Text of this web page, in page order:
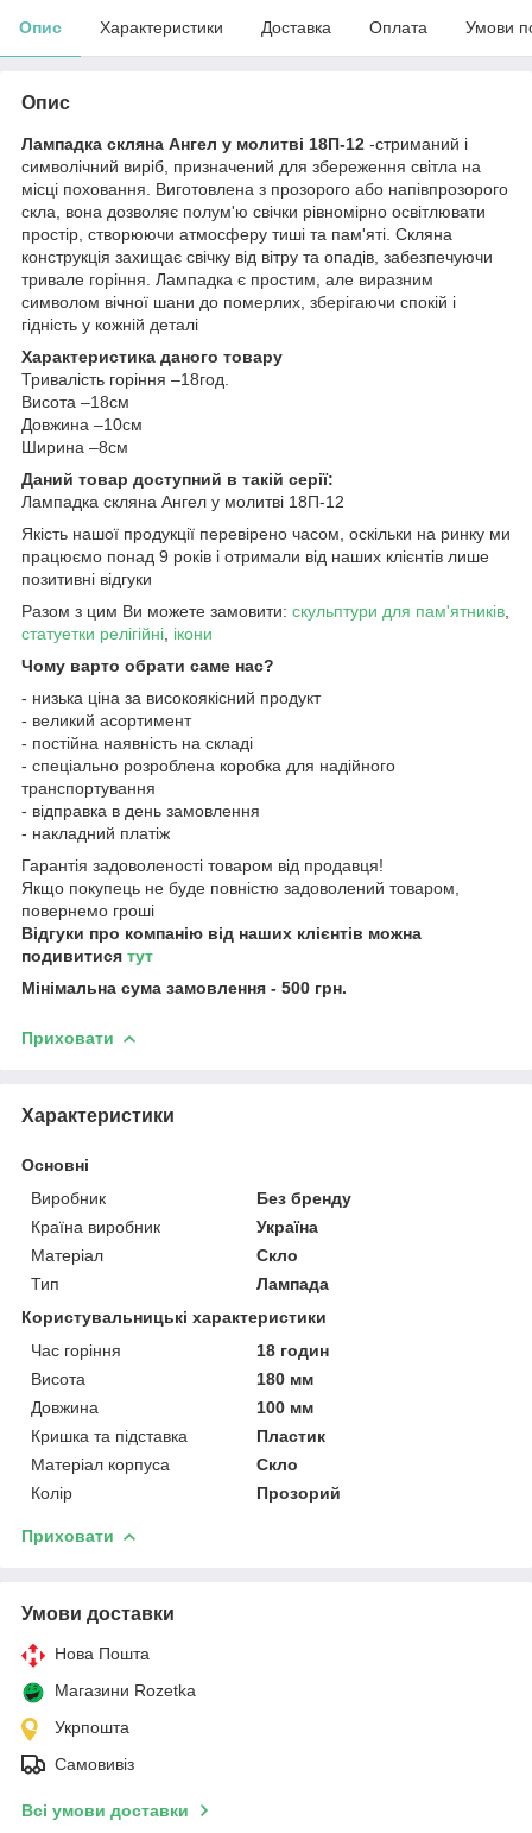
Опис Характеристики Доставка Оплата Умови
Опис
Лампадка скляна Ангел у молитві 18П-12 -стриманий і
символічний виріб, призначений для збереження світла на
місці поховання. Виготовлена з прозорого або напівпрозорого
скла, вона дозволяє полум'ю свічки рівномірно освітлювати
простір, створюючи атмосферу тиші та пам'яті. Скляна
конструкція захищає свічку від вітру та опадів, забезпечуючи
тривале горіння. Лампадка є простим, але виразним
символом вічної шани до померлих, зберігаючи спокій і
гідність у кожній деталі
Характеристика даного товару
Тривалість горіння –18год.
Висота –18см
Довжина –10см
Ширина –8см
Даний товар доступний в такій серії:
Лампадка скляна Ангел у молитві 18П-12
Якість нашої продукції перевірено часом, оскільки на ринку ми
працюємо понад 9 років і отримали від наших клієнтів лише
позитивні відгуки
Разом з цим Ви можете замовити: скульптури для пам'ятників
статуетки релігійні ікони
Чому варто обрати саме нас?
- низька ціна за високоякісний продукт
- великий асортимент
- постійна наявність на складі
- спеціально розроблена коробка для надійного
транспортування
- відправка в день замовлення
- накладний платіж
Гарантія задоволеності товаром від продавця!
Якщо покупець не буде повністю задоволений товаром,
повернемо гроші
Відгуки про компанію від наших клієнтів можна
подивитися тут
Мінімальна сума замовлення - 500 грн.
Приховати
Характеристики
Основні
Виробник
Без бренду
Країна виробник
Україна
Матеріал
Скло
Тип
Лампада
Користувальницькі характеристики
Час горіння
18 годин
Висота
180 мм
Довжина
100 мм
Кришка та підставка
Пластик
Матеріал корпуса
Скло
Колір
Прозорий
Приховати
Умови доставки
Нова Пошта
Магазини Rozetka
Укрпошта
Самовивіз
Всі умови доставки